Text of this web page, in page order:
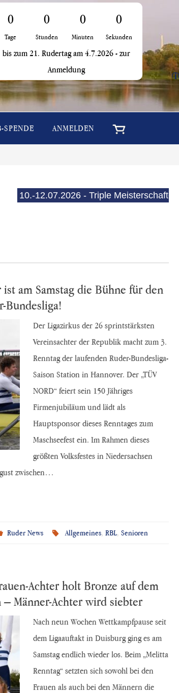
0
Tage
0
Stunden
0
Minuten
0
Sekunden
bis zum 21. Rudertag am 4.7.2026 - zur
Anmeldung
i
SPENDE ANMELDEN
- Triple Meisterschaften (E-See)
am Samstag die Bühne für den
Bundesliga!
Der Ligazirkus der 26 sprintstärksten
Vereinsachter der Republik macht zum 3.
Renntag der laufenden Ruder-Bundesliga-
Saison Station in Hannover. Der „TÜV
NORD“ feiert sein 150 Jähriges
Firmenjubiläum und lädt als
Hauptsponsor dieses Renntages zum
Maschseefest ein. Im Rahmen dieses
größten Volksfestes in Niedersachsen
zwischen…
Ruder News Allgemeines, RBL, Senioren
Achter holt Bronze auf dem
– Männer-Achter wird siebter
Nach neun Wochen Wettkampfpause seit
dem Ligaauftakt in Duisburg ging es am
Samstag endlich wieder los. Beim „Melitta
Renntag“ setzten sich sowohl bei den
Frauen als auch bei den Männern die